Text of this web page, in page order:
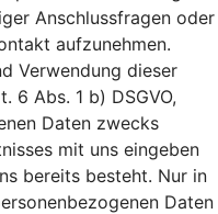
Anschlussfragen oder
aufzunehmen.
Verwendung dieser
6 Abs. 1 b) DSGVO,
Daten zwecks
mit uns eingeben
bereits besteht. Nur in
Daten